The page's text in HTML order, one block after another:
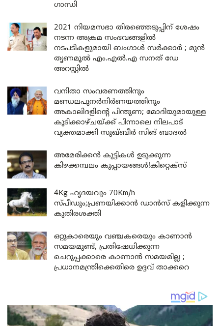
ഗാന്ധി
2021 നിയമസഭാ തിരഞ്ഞെടുപ്പിന് ശേഷം
നടന്ന അക്രമ സംഭവങ്ങളിൽ
നടപടികളുമായി ബംഗാൾ സർക്കാർ ; മുൻ
തൃണമൂൽ എം.എൽ.എ സനത് ഡേ
അറസ്റ്റിൽ
വനിതാ സംവരണത്തിനും
മണ്ഡലപുനർനിർണയത്തിനും
അകാലിദളിന്റെ പിന്തുണ; മോദിയുമായുള്ള
കൂടിക്കാഴ്ചയ്ക്ക് പിന്നാലെ നിലപാട്
വ്യക്തമാക്കി സുഖ്ബീർ സിങ് ബാദൽ
അമേരിക്കൻ കുട്ടികൾ ഉടുക്കുന്ന
കിഴക്കമ്പലം കുപ്പായങ്ങൾ!കിറ്റെക്സ്
4Kg ഹൃദയവും 70Km/h
സ്പീഡും;പ്രണയിക്കാൻ ഡാൻസ് കളിക്കുന്ന
കുതിരശക്തി
ഒറ്റുകാരെയും വഞ്ചകരെയും കാണാൻ
സമയമുണ്ട്, പ്രതിഷേധിക്കുന്ന
ചെറുപ്പക്കാരെ കാണാൻ സമയമില്ല ;
പ്രധാനമന്ത്രിക്കെതിരെ ഉദ്ദവ് താക്കറെ